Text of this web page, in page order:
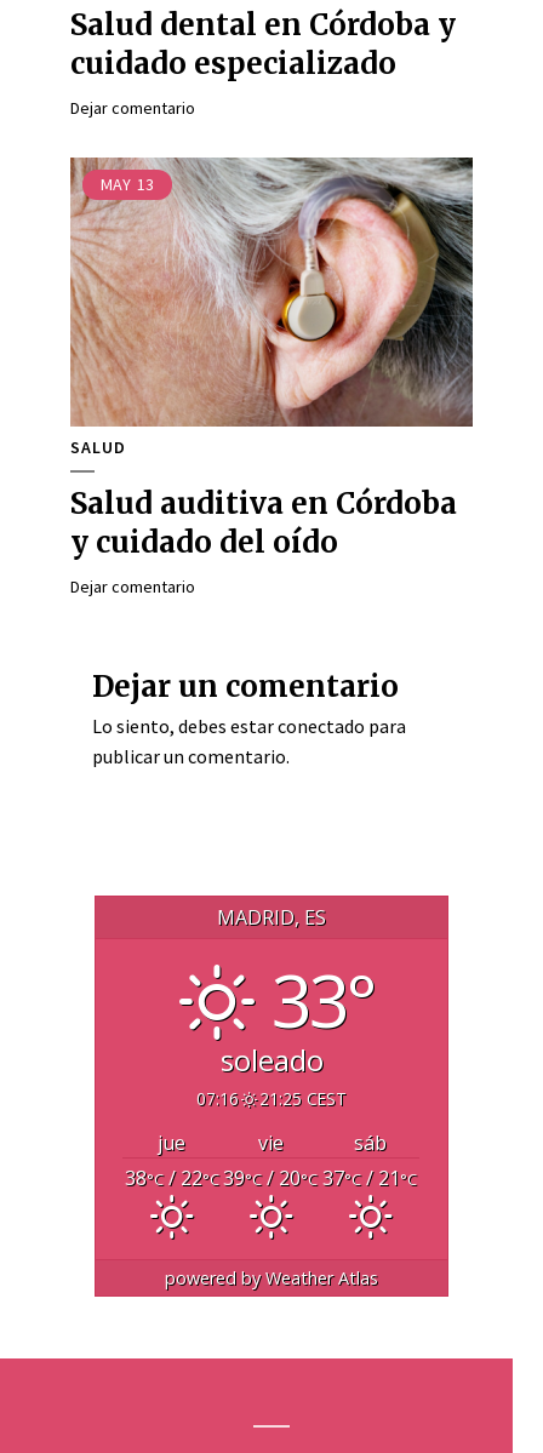
Salud dental en Córdoba y
cuidado especializado
Dejar comentario
MAY 13
SALUD
Salud auditiva en Córdoba
y cuidado del oído
Dejar comentario
Dejar un comentario
Lo siento, debes estarconectado para
publicar un comentario.
MADRID, ES
33°
soleado
07:16 21:25 CEST
jue vie
sáb
38°C/ 22°C39°C/ 20°C 37°C/ 21°C
powered byWeather Atlas